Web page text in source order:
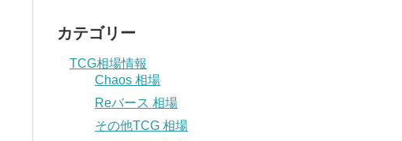
カテゴリー
TCG相場情報
Chaos 相場
Reバース 相場
その他TCG 相場